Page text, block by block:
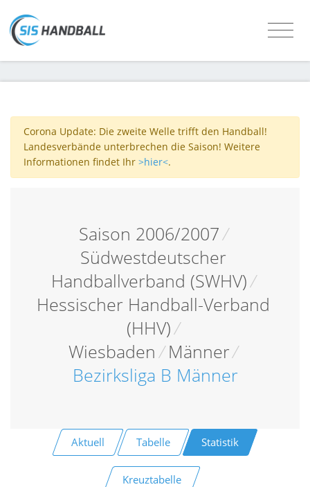
Corona Update: Die zweite Welle trifft den Handball!
Landesverbände unterbrechen die Saison! Weitere
Informationen findet Ihr >hier<.
Saison 2006/2007/
Südwestdeutscher
Handballverband (SWHV)/
Hessischer Handball-Verband
(HHV)/
Wiesbaden/ Männer/
Bezirksliga B Männer
Aktuell Tabelle Statistik
Kreuztabelle